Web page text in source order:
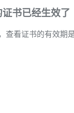
书已经生效了
查看证书的有效期